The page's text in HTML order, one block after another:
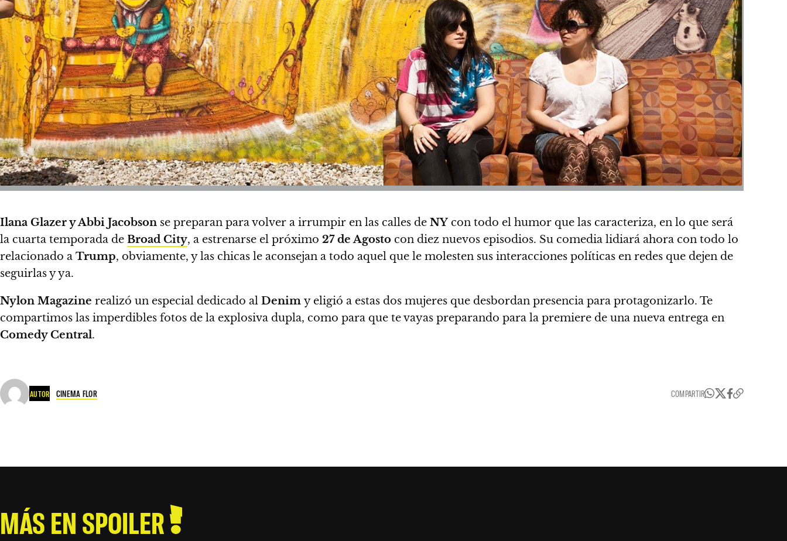
Ilana Glazer y Abbi Jacobson se preparan para volver a irrumpir en las calles de NY con todo el humor que las caracteriza, en lo que será
la cuarta temporada de Broad City, a estrenarse el próximo 27 de Agosto con diez nuevos episodios. Su comedia lidiará ahora con todo lo
relacionado a Trump, obviamente, ylas chicas le aconsejan a todo aquel que le molesten sus interacciones políticas en redes que dejen de
seguirlas y ya.
Nylon Magazine realizó un especial dedicado al Denim y eligió a estas dos mujeres que desbordan presencia para protagonizarlo. Te
compartimos las imperdibles fotos de la explosiva dupla, como para que te vayas preparando para la premiere de una nueva entrega en
Comedy Central.
AUTOR CINEMA FLOR COMPARTIR
MÁS EN SPOILER